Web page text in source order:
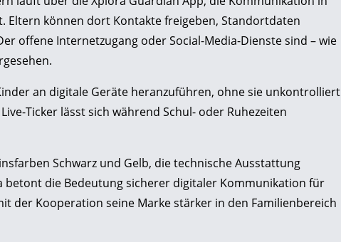
Eltern können dort Kontakte freigeben, Standortdaten
offene Internetzugang oder Social-Media-Dienste sind – wie
an digitale Geräte heranzuführen, ohne sie unkontrolliert
Ticker lässt sich während Schul- oder Ruhezeiten
Schwarz und Gelb, die technische Ausstattung
betont die Bedeutung sicherer digitaler Kommunikation für
der Kooperation seine Marke stärker in den Familienbereich